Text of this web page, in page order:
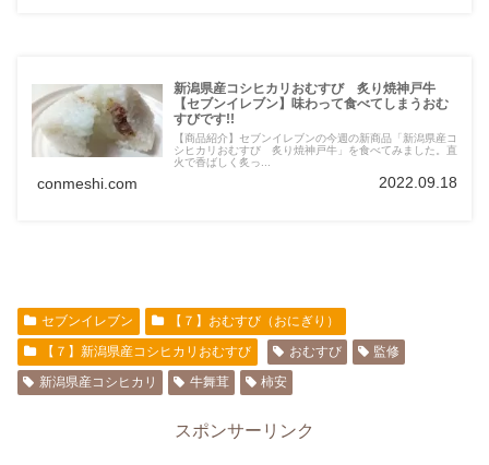
新潟県産コシヒカリおむすび 炙り焼神戸牛
【セブンイレブン】味わって食べてしまうおむ
すびです!!
【商品紹介】セブンイレブンの今週の新商品「新潟県産コ
シヒカリおむすび 炙り焼神戸牛」を食べてみました。直
火で香ばしく炙っ...
conmeshi.com 2022.09.18
セブンイレブン
【７】おむすび（おにぎり）
【７】新潟県産コシヒカリおむすび
おむすび
監修
新潟県産コシヒカリ
牛舞茸 柿安
スポンサーリンク